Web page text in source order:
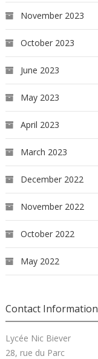
November 2023
October 2023
June 2023
May 2023
April 2023
March 2023
December 2022
November 2022
October 2022
May 2022
Contact Information
Lycée Nic Biever
28, rue du Parc